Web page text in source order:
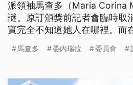
派領袖馬查多（Maria Corina
謎。原訂頒獎前記者會臨時取
實完全不知道她人在哪裡。而
軍事行動，不配獲獎。
馬查多 委內瑞拉 委員會